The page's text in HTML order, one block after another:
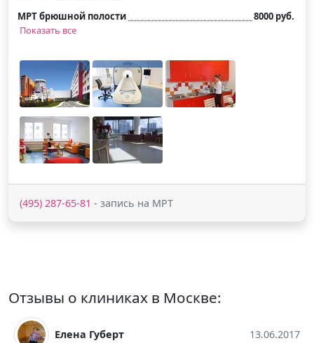
МРТ брюшной полости
8000 руб.
Показать все
(495) 287-65-81 - запись на МРТ
Отзывы о клиниках в Москве:
13.06.2017 Людмила Дворецкая